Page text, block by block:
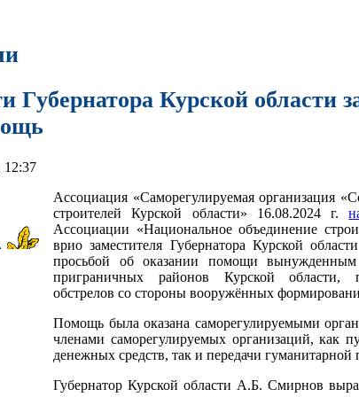
Губернатора Курской области
12:37
Ассоциация «Саморегулируемая организация
строителей Курской области» 16.08.2024 г.
Ассоциации «Национальное объединение
врио заместителя Губернатора Курской
просьбой об оказании помощи вынужденным
приграничных районов Курской области,
обстрелов со стороны вооружённых
Помощь была оказана саморегулируемыми
членами саморегулируемых организаций, как
денежных средств, так и передачи
Губернатор Курской области А.Б. Смирнов